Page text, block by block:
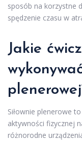
sposób na korzystne
spędzenie czasu w
Jakie
Siłownie plenerowe
aktywności fizycznej
różnorodne